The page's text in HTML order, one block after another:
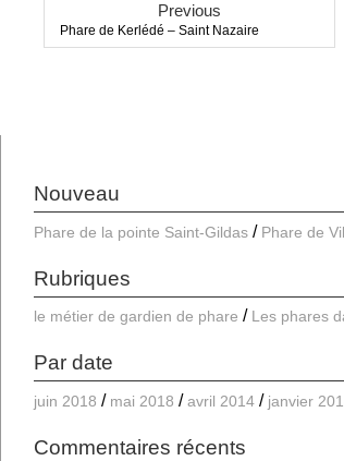
Previous
Phare de Kerlédé – Saint Nazaire
Nouveau
Phare de la pointe Saint-Gildas Phare de
Rubriques
le métier de gardien de phare Les phares
Par date
juin 2018 mai 2018 avril 2014 janvier
Commentaires récents